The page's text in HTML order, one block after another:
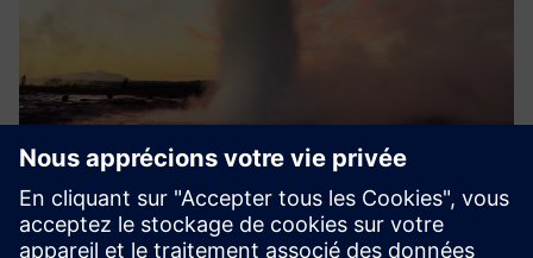
EasyJET
EasyJET est le logiciel de CAO/FAO qui tire parti de la